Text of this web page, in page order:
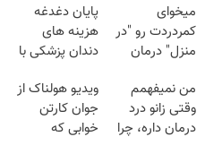
میخوای
کمردردت رو "در
منزل" درمان
◂پرسش‌نامه)
پایان دغدغه
هزینه های
دندان پزشکی با
خانگی
من نمیفهمم
وقتی زانو درد
درمان داره، چرا
ویدیو هولناک از
جوان کارتن
خوابی که